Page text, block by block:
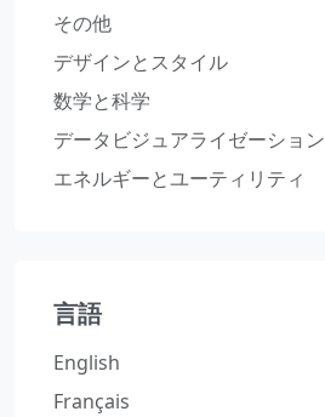
その他
デザインとスタイル
数学と科学
データビジュアライゼーション
エネルギーとユーティリティ
言語
English
Français